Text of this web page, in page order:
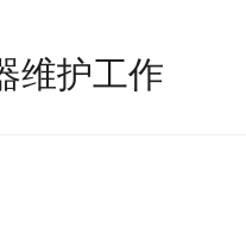
维护工作